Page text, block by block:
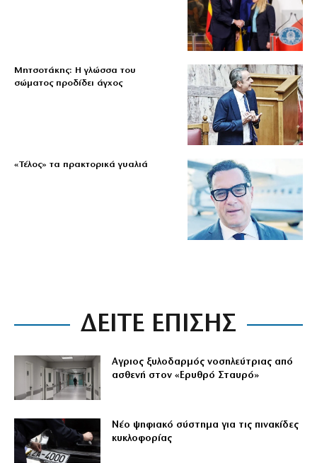
Μητσοτάκης: Η γλώσσα του
σώματος προδίδει άγχος
«Τέλος» τα πρακτορικά γυαλιά
ΔΕΙΤΕ ΕΠΙΣΗΣ
Αγριος ξυλοδαρμός νοσηλεύτριας από
ασθενή στον «Ερυθρό Σταυρό»
Νέο ψηφιακό σύστημα για τις πινακίδες
κυκλοφορίας